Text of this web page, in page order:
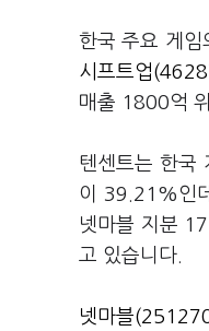
한국 주요 게임
시프트업
매출 1800억
텐센트는 한국
이 39.21%인
넷마블 지분
고 있습니다.
넷마블